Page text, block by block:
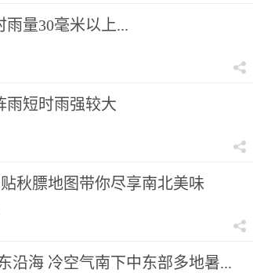
量30毫米以上...
雨短时雨强较大
秋膘地图带你尽享南北美味
沿海 冷空气南下中东部多地暑...